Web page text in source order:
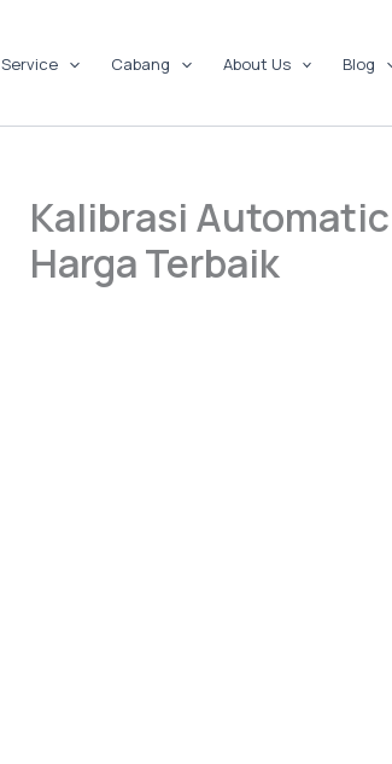
Service Cabang About Us Blog
Kalibrasi
Harga Terbaik